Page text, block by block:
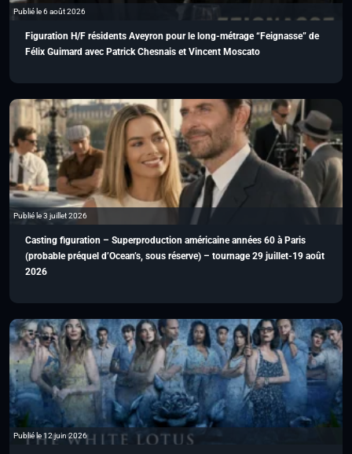
Publié le 6 août 2026
Figuration H/F résidents Aveyron pour le long-métrage “Feignasse” de
Félix Guimard avec Patrick Chesnais et Vincent Moscato
Publié le 3 juillet 2026
Casting figuration – Superproduction américaine années 60 à Paris
(probable préquel d’Ocean’s, sous réserve) – tournage 29 juillet-19 août
2026
Publié le 12 juin 2026